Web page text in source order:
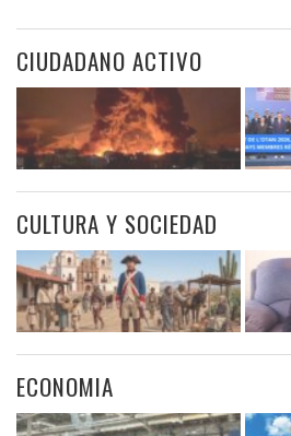
CIUDADANO ACTIVO
CULTURA Y SOCIEDAD
ECONOMIA